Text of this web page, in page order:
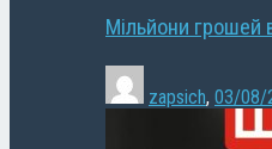
Мільйони грошей
zapsich, 03/08/